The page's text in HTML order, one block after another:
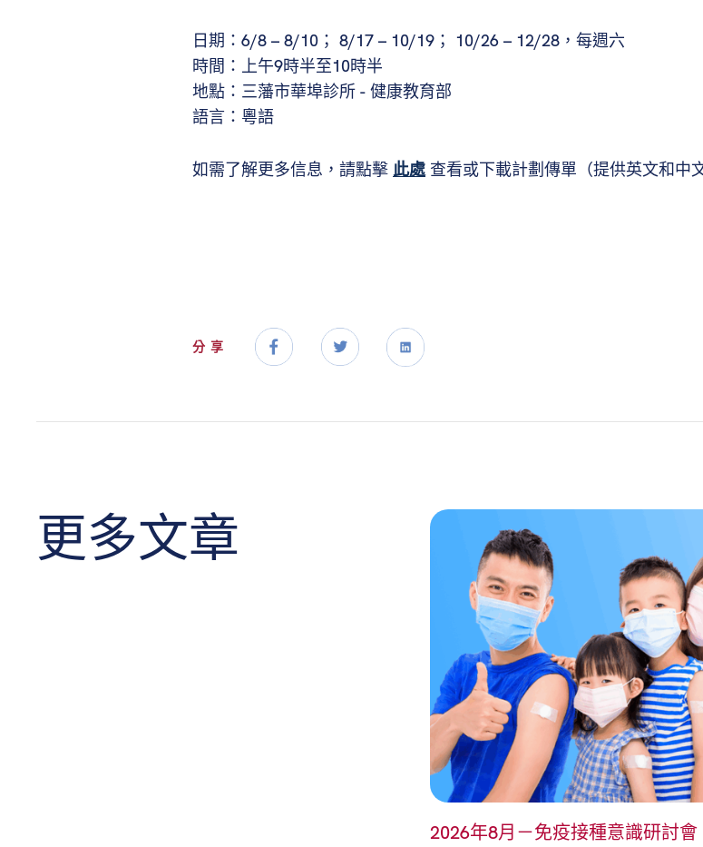
日期：6/8 – 8/10； 8/17 – 10/19； 10/26 – 12/28，每週六
時間：上午9時半至10時半
地點：三藩市華埠診所 - 健康教育部
語言：粵語
如需了解更多信息，請點擊 此處查看或下載計劃傳單（提供英文和中
分享
更多文章
2026年8月－免疫接種意識研討會